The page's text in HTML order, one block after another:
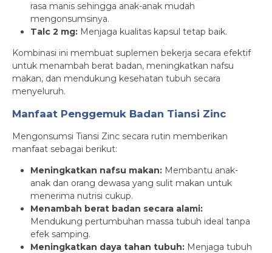
rasa manis sehingga anak-anak mudah
mengonsumsinya.
Talc 2 mg: Menjaga kualitas kapsul tetap baik.
Kombinasi ini membuat suplemen bekerja secara efektif
untuk menambah berat badan, meningkatkan nafsu
makan, dan mendukung kesehatan tubuh secara
menyeluruh.
Manfaat Penggemuk Badan Tiansi Zinc
Mengonsumsi Tiansi Zinc secara rutin memberikan
manfaat sebagai berikut:
Meningkatkan nafsu makan: Membantu anak-
anak dan orang dewasa yang sulit makan untuk
menerima nutrisi cukup.
Menambah berat badan secara alami:
Mendukung pertumbuhan massa tubuh ideal tanpa
efek samping.
Meningkatkan daya tahan tubuh: Menjaga tubuh